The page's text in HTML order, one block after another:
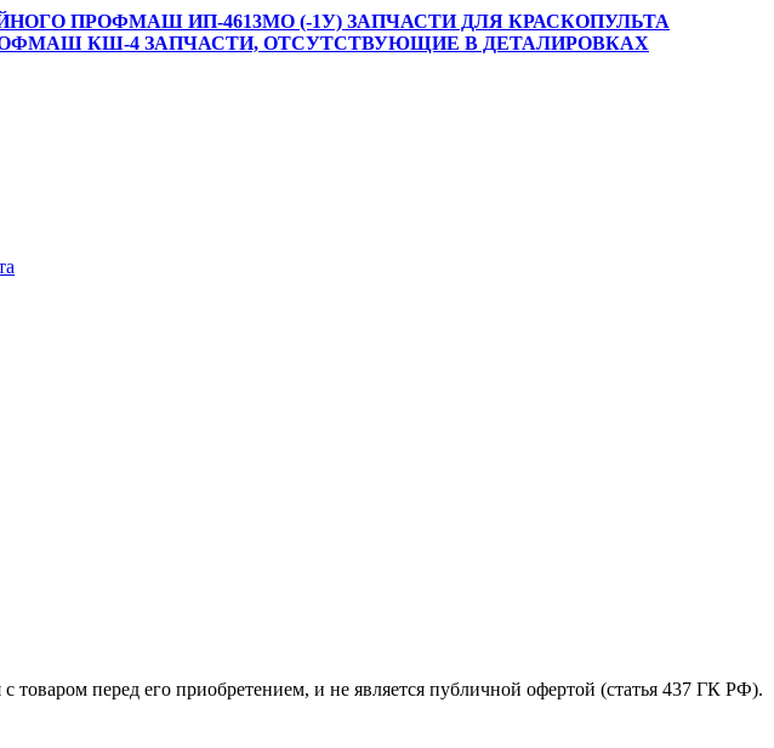
ПРОФМАШ ИП-4613МО (-1У) ЗАПЧАСТИ ДЛЯ КРАСКОПУЛЬТА
КШ-4 ЗАПЧАСТИ, ОТСУТСТВУЮЩИЕ В ДЕТАЛИРОВКАХ
перед его приобретением, и не является публичной офертой (статья 437 ГК РФ).